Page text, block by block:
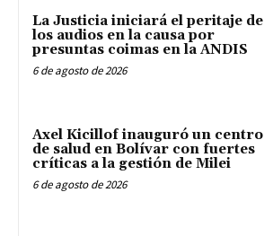
La Justicia iniciará el peritaje de
los audios en la causa por
presuntas coimas en la ANDIS
6 de agosto de 2026
Axel Kicillof inauguró un centro
de salud en Bolívar con fuertes
críticas a la gestión de Milei
6 de agosto de 2026